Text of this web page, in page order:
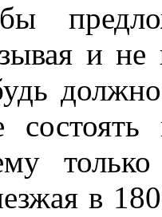
и не
в